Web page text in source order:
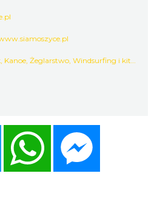
Kanoe, Żeglarstwo, Windsurfing i kitesurfing
Twitter